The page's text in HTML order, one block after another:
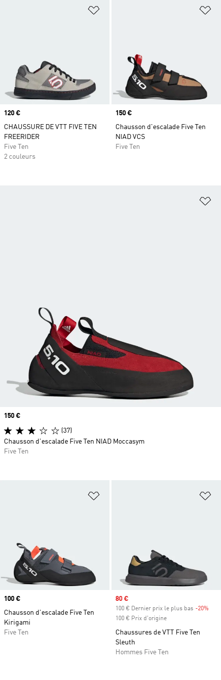
Ajouter à la Liste de produits
Prix
120 €
CHAUSSURE DE VTT FIVE TEN
FREERIDER
Five Ten
2 couleurs
Prix
150 €
Chausson d'escalade Five Ten
NIAD VCS
Five Ten
Ajouter à la Liste de produits
Prix
100 €
Chausson d'escalade Five Ten
Kirigami
Five Ten
Prix soldé
80 €
100 € Dernier prix le plus bas -20%
100 € Prix d'origine
Chaussures de VTT Five Ten
Sleuth
Hommes Five Ten
Prix
150 €
(37)
Chausson d'escalade Five Ten NIAD Moccasym
Five Ten